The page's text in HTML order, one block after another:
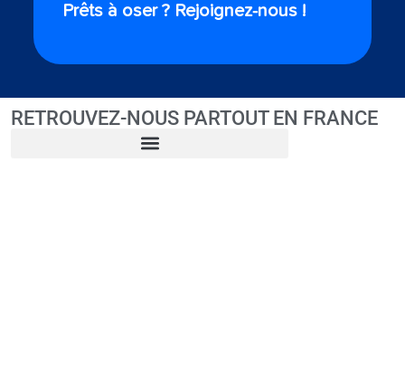
Prêts à oser ? Rejoignez-nous !
RETROUVEZ-NOUS PARTOUT EN FRANCE